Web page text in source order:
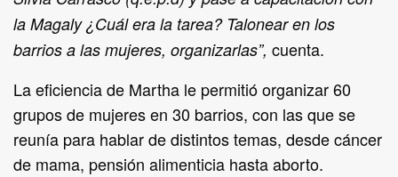
la Magaly ¿Cuál era la tarea? Talonear en los
barrios a las mujeres, organizarlas”, cuenta.
La eficiencia de Martha le permitió organizar 60
grupos de mujeres en 30 barrios, con las que se
reunía para hablar de distintos temas, desde cáncer
de mama, pensión alimenticia hasta aborto.